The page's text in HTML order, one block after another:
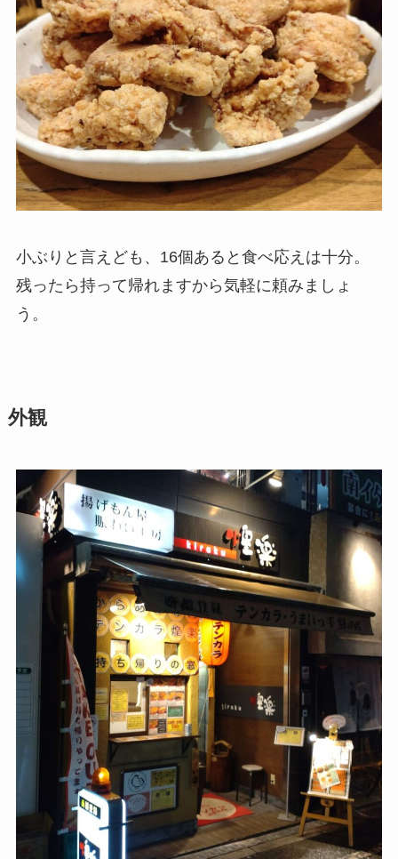
小ぶりと言えども、16個あると食べ応えは十分。
残ったら持って帰れますから気軽に頼みましょ
う。
外観